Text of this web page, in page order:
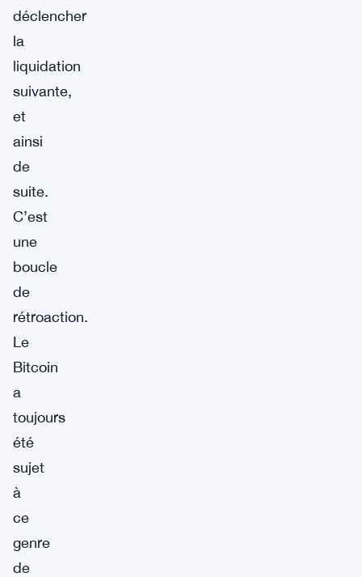
déclencher
la
liquidation
suivante,
et
ainsi
de
suite.
C’est
une
boucle
de
rétroaction.
Le
Bitcoin
a
toujours
été
sujet
à
ce
genre
de